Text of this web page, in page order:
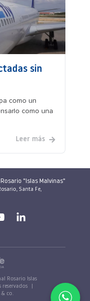
sin
como un
como una
Leer más
"Islas Malvinas"
Santa Fe,
Rosario Islas
reservados
& co.